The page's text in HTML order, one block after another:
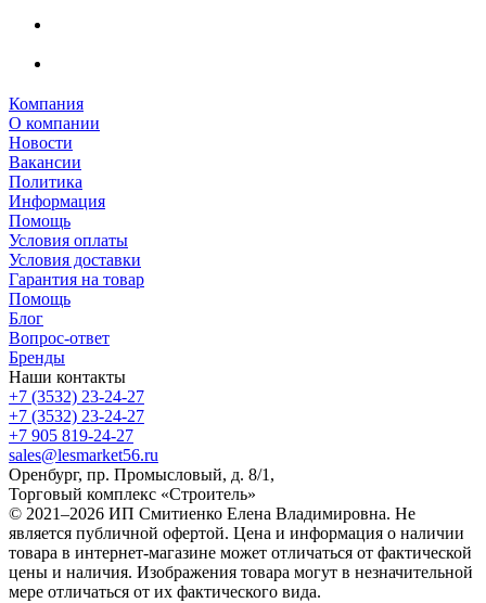
Компания
О компании
Новости
Вакансии
Политика
Информация
Помощь
Условия оплаты
Условия доставки
Гарантия на товар
Помощь
Блог
Вопрос-ответ
Бренды
Наши контакты
+7 (3532) 23-24-27
+7 (3532) 23-24-27
+7 905 819-24-27
sales@lesmarket56.ru
Оренбург, пр. Промысловый, д. 8/1,
Торговый комплекс «Строитель»
© 2021–2026 ИП Смитиенко Елена Владимировна. Не
является публичной офертой. Цена и информация о наличии
товара в интернет-магазине может отличаться от фактической
цены и наличия. Изображения товара могут в незначительной
мере отличаться от их фактического вида.